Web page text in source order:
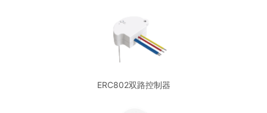
ERC802双路控制器